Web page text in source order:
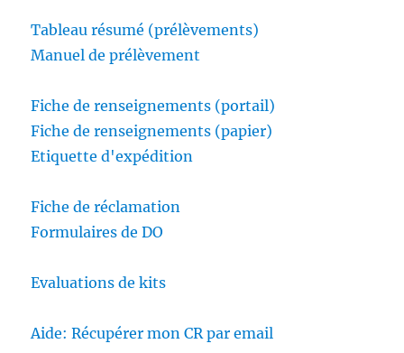
Tableau résumé (prélèvements)
Manuel de prélèvement
Fiche de renseignements (portail)
Fiche de renseignements (papier)
Etiquette d'expédition
Fiche de réclamation
Formulaires de DO
Evaluations de kits
Aide: Récupérer mon CR par email